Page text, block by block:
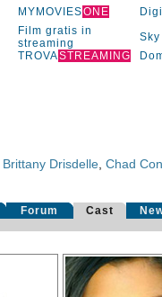
MYMOVIESONE
Film gratis in
streaming
Sky
TROVASTREAMING
Brittany Drisdelle, Chad
Forum Cast